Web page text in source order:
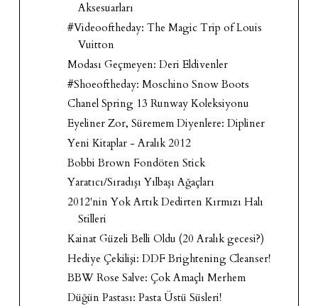
Aksesuarları
#Videooftheday: The Magic Trip of Louis
Vuitton
Modası Geçmeyen: Deri Eldivenler
#Shoeoftheday: Moschino Snow Boots
Chanel Spring 13 Runway Koleksiyonu
Eyeliner Zor, Süremem Diyenlere: Dipliner
Yeni Kitaplar - Aralık 2012
Bobbi Brown Fondöten Stick
Yaratıcı/Sıradışı Yılbaşı Ağaçları
2012'nin Yok Artık Dedirten Kırmızı Halı
Stilleri
Kainat Güzeli Belli Oldu (20 Aralık gecesi?)
Hediye Çekilişi: DDF Brightening Cleanser!
BBW Rose Salve: Çok Amaçlı Merhem
Düğün Pastası: Pasta Üstü Süsleri!